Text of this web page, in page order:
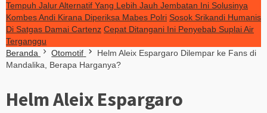
Tempuh Jalur Alternatif Yang Lebih Jauh Jembatan Ini Solusinya
Kombes Andi Kirana Diperiksa Mabes Polri Sosok Srikandi Humanis
Di Satgas Damai Cartenz Cepat Ditangani Ini Penyebab Suplai Air
Terganggu
Beranda
Otomotif
Helm Aleix Espargaro Dilempar ke Fans di
Mandalika, Berapa Harganya?
Helm Aleix Espargaro